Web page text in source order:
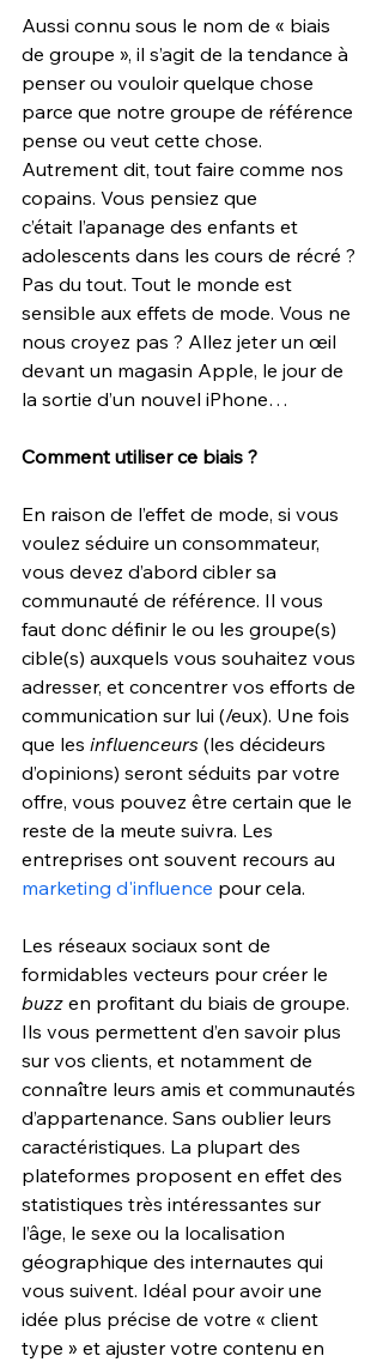
Aussi connu sous le nom de « biais
de groupe », il s’agit de la tendance à
penser ou vouloir quelque chose
parce que notre groupe de référence
pense ou veut cette chose.
Autrement dit, tout faire comme nos
copains. Vous pensiez que
c’était l’apanage des enfants et
adolescents dans les cours de récré ?
Pas du tout. Tout le monde est
sensible aux effets de mode. Vous ne
nous croyez pas ? Allez jeter un œil
devant un magasin Apple, le jour de
la sortie d’un nouvel iPhone…
Comment utiliser ce biais ?
En raison de l’effet de mode, si vous
voulez séduire un consommateur,
vous devez d’abord cibler sa
communauté de référence. Il vous
faut donc définir le ou les groupe(s)
cible(s) auxquels vous souhaitez vous
adresser, et concentrer vos efforts de
communication sur lui (/eux). Une fois
que les influenceurs (les décideurs
d’opinions) seront séduits par votre
offre, vous pouvez être certain que le
reste de la meute suivra. Les
entreprises ont souvent recours au
marketing d'influence pour cela.
Les réseaux sociaux sont de
formidables vecteurs pour créer le
buzz en profitant du biais de groupe.
Ils vous permettent d’en savoir plus
sur vos clients, et notamment de
connaître leurs amis et communautés
d’appartenance. Sans oublier leurs
caractéristiques. La plupart des
plateformes proposent en effet des
statistiques très intéressantes sur
l’âge, le sexe ou la localisation
géographique des internautes qui
vous suivent. Idéal pour avoir une
idée plus précise de votre « client
type » et ajuster votre contenu en